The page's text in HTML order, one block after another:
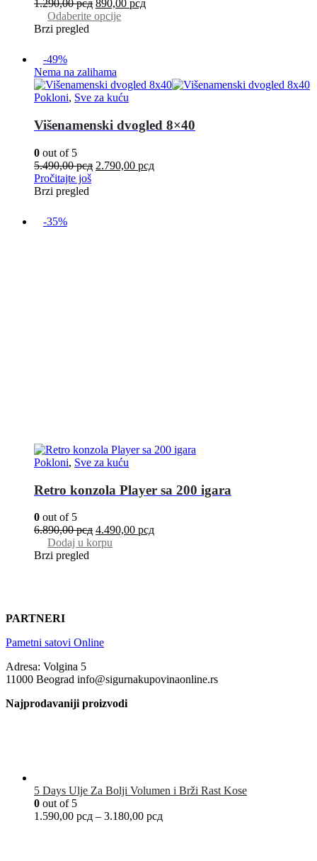
1.290,00рсд 890,00 рсд
Odaberite opcije
Brzi pregled
-49%
Nema na zalihama
Pokloni, Sve za kuću
Višenamenski dvogled 8×40
0 out of 5
5.490,00рсд 2.790,00 рсд
Pročitajte još
Brzi pregled
-35%
Pokloni, Sve za kuću
Retro konzola Player sa 200 igara
0 out of 5
6.890,00рсд 4.490,00 рсд
Dodaj u korpu
Brzi pregled
PARTNERI
Pametni satovi Online
Adresa: Volgina 5
11000 Beograd info@sigurnakupovinaonline.rs
Najprodavaniji proizvodi
5 Days Ulje Za Bolji Volumen i Brži Rast Kose
0 out of 5
1.590,00 рсд – 3.180,00 рсд